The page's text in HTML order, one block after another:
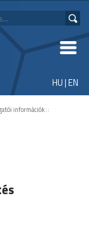
HU|EN
információk::